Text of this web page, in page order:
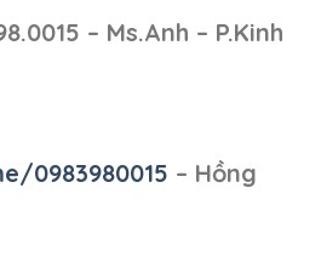
– Ms.Anh – P.Kinh
0983980015 – Hồng